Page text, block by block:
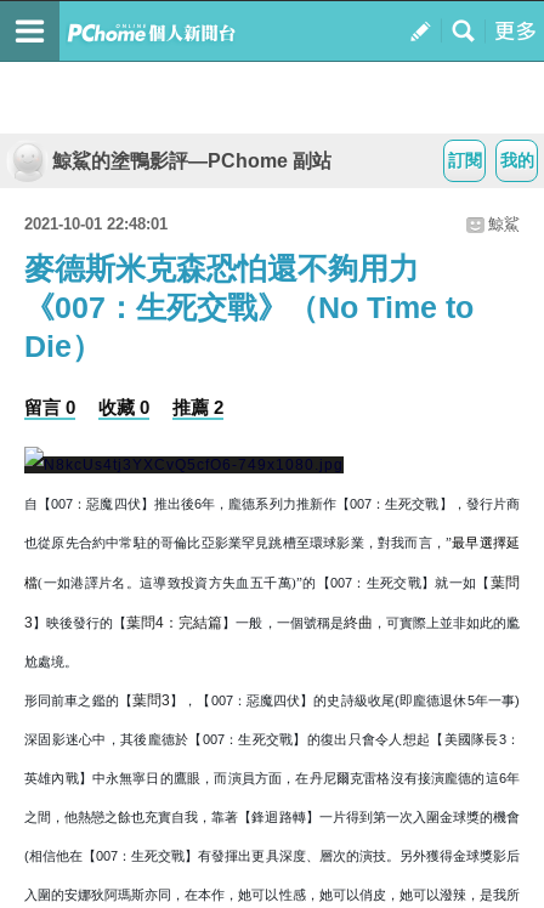
我的
訂閱
鯨鯊的塗鴨影評—PChome 副站
2021-10-01 22:48:01 鯨鯊
麥德斯米克森恐怕還不夠用力
《007：生死交戰》（No Time to
Die）
留言 0 收藏 0 推薦 2
自【007 ：惡魔四伏】推出後6年，龐德系列力推新作【007 ：生死交戰】，發行片商
也從原先合約中常駐的哥倫比亞影業罕見跳槽至環球影業，對我而言，”最早選擇延
檔(一如港譯片名。這導致投資方失血五千萬)”的【007：生死交戰】就一如【葉問
3】映後發行的【葉問4 ：完結篇】一般，一個號稱是終曲 ，可實際上並非如此的尷
尬處境。
形同前車之鑑的【葉問3】，【007：惡魔四伏】的史詩級收尾(即龐德退休5年一事)
深固影迷心中，其後龐德於【007：生死交戰】的復出只會令人想起【美國隊長3：
英雄內戰】中永無寧日的鷹眼，而演員方面，在丹尼爾克雷格沒有接演龐德的這6年
之間，他熱戀之餘也充實自我，靠著【鋒迴路轉】一片得到第一次入圍金球獎的機會
(相信他在【007 ：生死交戰】有發揮出更具深度、層次的演技。另外獲得金球獎影后
入圍的安娜狄阿瑪斯亦同，在本作，她可以性感，她可以俏皮，她可以潑辣，是我所